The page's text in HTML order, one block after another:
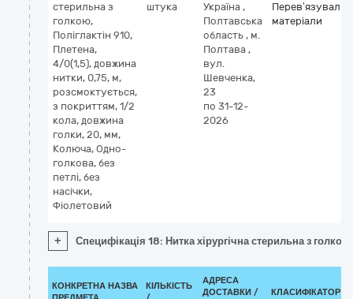
стерильна з
голкою,
Поліглактін 910,
Плетена,
4/0(1,5), довжина
нитки, 0,75, м,
розсмоктується,
з покриттям, 1/2
кола, довжина
голки, 20, мм,
Колюча, Одно-
голкова, без
петлі, без
насічки,
Фіолетовий
штука
Україна ,
Полтавська
область , м.
Полтава ,
вул.
Шевченка,
23
по 31-12-
2026
матеріали
+ Специфікація 18: Нитка хірургічна стерильна з
КОНКРЕТНА НАЗВА
КІЛЬКІСТЬ
АДРЕСА
ДОСТАВКИ /
КЛАСИФІКАТОР